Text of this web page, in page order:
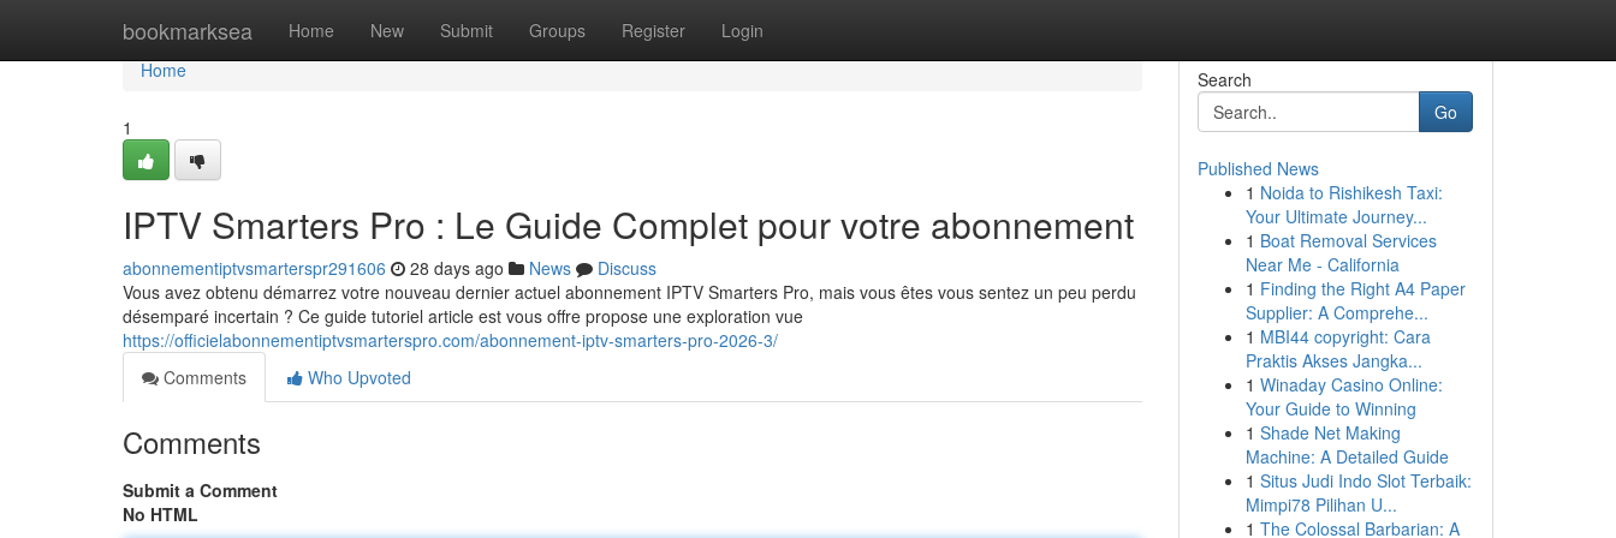
bookmarksea Home New Submit Groups Register Login
Home
Home
1
IPTV Smarters Pro : Le Guide Complet pour votre abonnement
abonnementiptvsmarterspr291606 28 days ago News
Discuss
Vous avez obtenu démarrez votre nouveau dernier actuel abonnement IPTV Smarters Pro, mais vous êtes vous sentez un peu perdu
désemparé incertain ? Ce guide tutoriel article est vous offre propose une exploration vue
https://officielabonnementiptvsmarterspro.com/abonnement-iptv-smarters-pro-2026-3/
Comments
Who Upvoted
Comments
Submit a Comment
No HTML
Search
Go
Published News
1 Noida to Rishikesh Taxi:
Your Ultimate Journey...
1 Boat Removal Services
Near Me - California
1 Finding the Right A4 Paper
Supplier: A Comprehe...
1 MBI44 copyright: Cara
Praktis Akses Jangka...
1 Winaday Casino Online:
Your Guide to Winning
1 Shade Net Making
Machine: A Detailed Guide
1 Situs Judi Indo Slot Terbaik:
Mimpi78 Pilihan U...
1 The Colossal Barbarian: A